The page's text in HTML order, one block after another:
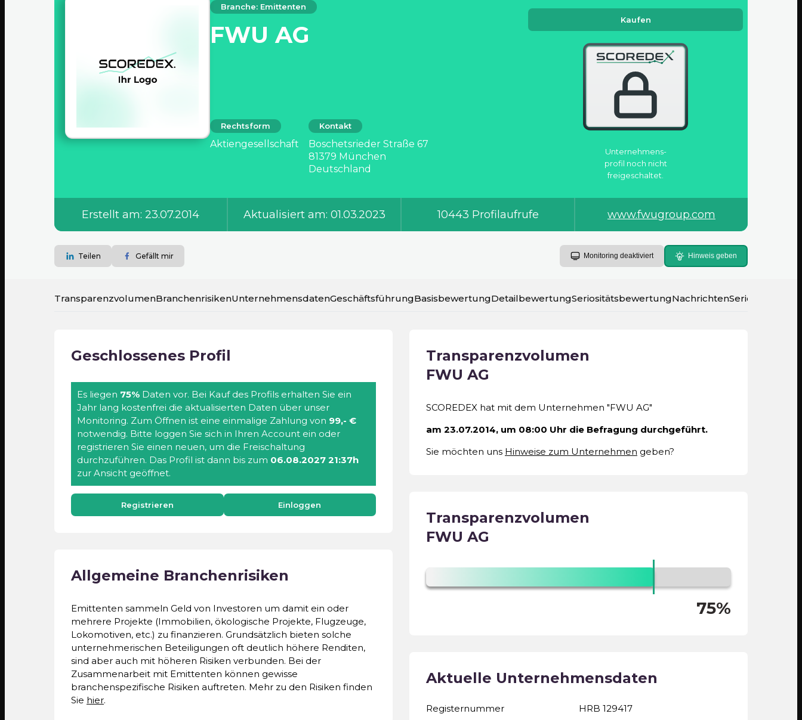
Branche: Emittenten
FWU AG
Rechtsform
Aktiengesellschaft
Kontakt
Boschetsrieder Straße 67
81379 München
Deutschland
Kaufen
Unternehmens­
profil noch nicht
freigeschaltet.
Erstellt am: 23.07.2014 Aktualisiert am: 01.03.2023 10443 Profilaufrufe www.fwugroup.com
Teilen Gefällt mir Monitoring deaktiviert Hinweis geben
TransparenzvolumenBranchenrisikenUnternehmensdatenGeschäftsführungBasisbewertungDetailbewertungSeriositätsbewertungNachrichten
Geschlossenes Profil
Es liegen 75% Daten vor. Bei Kauf des Profils erhalten Sie ein
Jahr lang kostenfrei die aktualisierten Daten über unser
Monitoring. Zum Öffnen ist eine einmalige Zahlung von 99,- €
notwendig. Bitte loggen Sie sich in Ihren Account ein oder
registrieren Sie einen neuen, um die Freischaltung
durchzuführen. Das Profil ist dann bis zum 06.08.2027 21:37h
zur Ansicht geöffnet.
Registrieren Einloggen
Transparenzvolumen
FWU AG
SCOREDEX hat mit dem Unternehmen "FWU AG"
am 23.07.2014, um 08:00 Uhr die Befragung durchgeführt.
Sie möchten uns Hinweise zum Unternehmen geben?
Transparenzvolumen
FWU AG
75%
Allgemeine Branchenrisiken
Emittenten sammeln Geld von Investoren um damit ein oder
mehrere Projekte (Immobilien, ökologische Projekte, Flugzeuge,
Lokomotiven, etc.) zu finanzieren. Grundsätzlich bieten solche
unternehmerischen Beteiligungen oft deutlich höhere Renditen,
sind aber auch mit höheren Risiken verbunden. Bei der
Zusammenarbeit mit Emittenten können gewisse
branchenspezifische Risiken auftreten. Mehr zu den Risiken finden
Sie hier.
Aktuelle Unternehmensdaten
Registernummer HRB 129417